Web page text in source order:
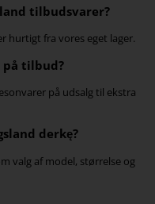
tilbudsvarer?
hurtigt fra vores eget lager.
på tilbud?
på udsalg til ekstra
derkę?
valg af model, størrelse og